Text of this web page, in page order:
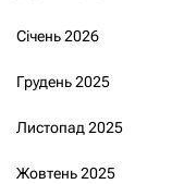
Січень 2026
Грудень 2025
Листопад 2025
Жовтень 2025